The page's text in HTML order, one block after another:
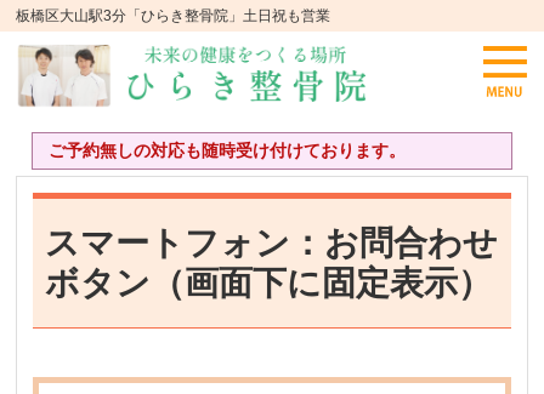
板橋区大山駅3分「ひらき整骨院」土日祝も営業
ご予約無しの対応も随時受け付けております。
スマートフォン：お問合わせ
ボタン（画面下に固定表示）